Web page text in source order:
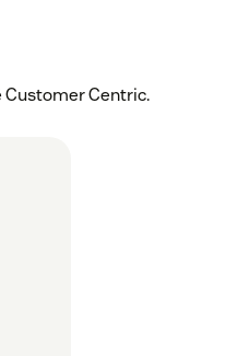
Customer Centric.